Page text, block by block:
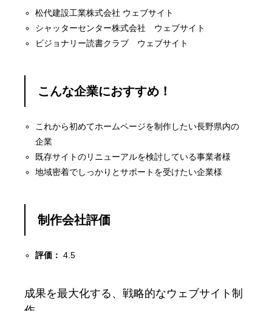
松代建設工業株式会社 ウェブサイト
シャッターセンター株式会社 ウェブサイト
ビジョナリー読書クラブ ウェブサイト
こんな企業におすすめ！
これから初めてホームページを制作したい長野県内の
企業
既存サイトのリニューアルを検討している事業者様
地域密着でしっかりとサポートを受けたい企業様
制作会社評価
評価： 4.5
成果を最大化する、戦略的なウェブサイト制